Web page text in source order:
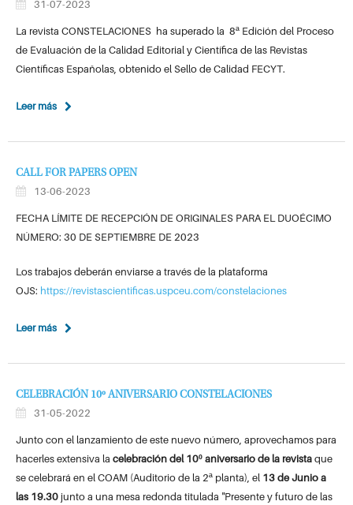
31-07-2023
La revista CONSTELACIONES ha superado la 8ª Edición del Proceso
de Evaluación de la Calidad Editorial y Científica de las Revistas
Científicas Españolas, obtenido el Sello de Calidad FECYT.
Leer más
CALL FOR PAPERS OPEN
13-06-2023
FECHA LÍMITE DE RECEPCIÓN DE ORIGINALES PARA EL DUOÉCIMO
NÚMERO: 30 DE SEPTIEMBRE DE 2023
Los trabajos deberán enviarse a través de la plataforma
OJS: https://revistascientificas.uspceu.com/constelaciones
Leer más
CELEBRACIÓN 10º ANIVERSARIO CONSTELACIONES
31-05-2022
Junto con el lanzamiento de este nuevo número, aprovechamos para
hacerles extensiva la celebración del 10º aniversario de la revistaque
se celebrará en el COAM (Auditorio de la 2ª planta), el 13 de Junio a
las 19.30junto a una mesa redonda titulada "Presente y futuro de las